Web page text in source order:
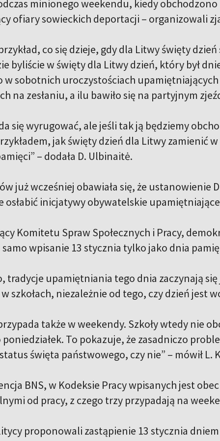
minionego weekendu, kiedy
ofiary sowieckich deportacji – organizowali
co się dzieje, gdy dla Litwy święty
byliście w święty dla Litwy dzień, który był
w sobotnich uroczystościach upamiętniających
na zesłaniu, a ilu bawiło się na partyjnym
się wyrugować, ale jeśli tak ją będziemy
jak święty dzień dla Litwy zamienić
– dodała D. Ulbinaitė.
już wcześniej obawiała się, że ustanowienie
osłabić inicjatywy obywatelskie
Komitetu Spraw Społecznych i Pracy,
samo wpisanie 13 stycznia tylko jako dnia
tradycje upamiętniania tego dnia zaczynają
szkołach, niezależnie od tego, czy dzień jest
także w weekendy. Szkoły wtedy nie
To pokazuje, że zasadniczo
święta państwowego, czy nie” – mówił L.
BNS, w Kodeksie Pracy wpisanych jest
od pracy, z czego trzy przypadają na
proponowali zastąpienie 13 stycznia